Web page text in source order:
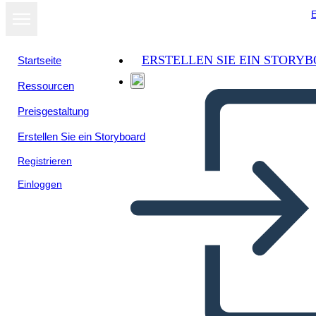
Startseite
Ressourcen
Preisgestaltung
Erstellen Sie ein Storyboard
Registrieren
Einloggen
ERSTELLEN SIE EIN